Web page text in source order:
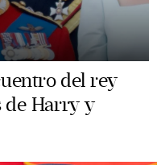
del rey
de Harry y